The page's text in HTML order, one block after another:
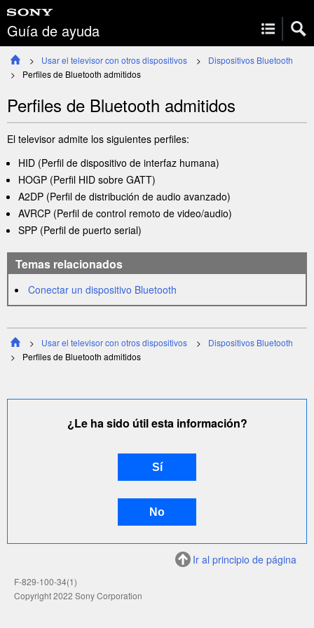
Guía de ayuda
Usar el televisor con otros dispositivos
Dispositivos Bluetooth
Perfiles de Bluetooth admitidos
Perfiles de Bluetooth admitidos
El televisor admite los siguientes perfiles:
HID (Perfil de dispositivo de interfaz humana)
HOGP (Perfil HID sobre GATT)
A2DP (Perfil de distribución de audio avanzado)
AVRCP (Perfil de control remoto de video/audio)
SPP (Perfil de puerto serial)
Temas relacionados
Conectar un dispositivo Bluetooth
Usar el televisor con otros dispositivos
Dispositivos Bluetooth
Perfiles de Bluetooth admitidos
¿Le ha sido útil esta información?
Ir al principio de página
F-829-100-34(1)
Copyright 2022 Sony Corporation